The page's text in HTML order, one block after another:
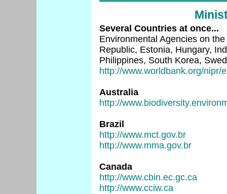
Several Countries at once...
Environmental Agencies on
Republic, Estonia, Hungary,
Philippines, South Korea,
http://www.worldbank.org/nipr/
Australia
http://
Brazil
http://www.mct.gov.br
http://www.mma.gov.br
Canada
http://www.cbin.ec.gc.ca
http://www.cciw.ca